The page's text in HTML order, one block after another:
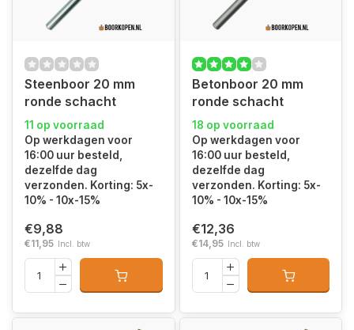
Steenboor 20 mm
ronde schacht
11 op voorraad
Op werkdagen voor
16:00 uur besteld,
dezelfde dag
verzonden. Korting: 5x-
10% - 10x-15%
€9,88
€11,95 Incl. btw
Betonboor 20 mm
ronde schacht
18 op voorraad
Op werkdagen voor
16:00 uur besteld,
dezelfde dag
verzonden. Korting: 5x-
10% - 10x-15%
€12,36
€14,95 Incl. btw